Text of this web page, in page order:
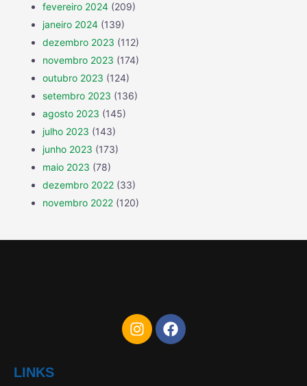
fevereiro 2024 (209)
janeiro 2024 (139)
dezembro 2023 (112)
novembro 2023 (174)
outubro 2023 (124)
setembro 2023 (136)
agosto 2023 (145)
julho 2023 (143)
junho 2023 (173)
maio 2023 (78)
dezembro 2022 (33)
novembro 2022 (120)
LINKS